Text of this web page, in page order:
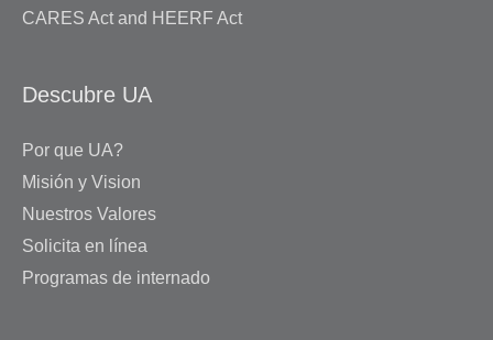
CARES Act and HEERF Act
Descubre UA
Por que UA?
Misión y Vision
Nuestros Valores
Solicita en línea
Programas de internado